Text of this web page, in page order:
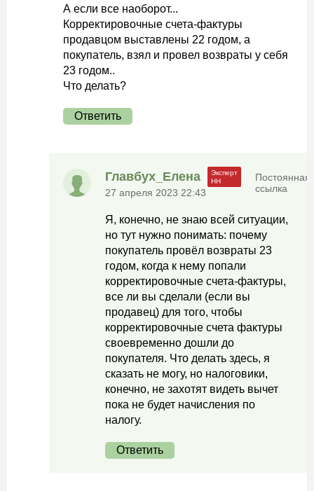
А если все наоборот...
Корректировочные счета-фактуры
продавцом выставлены 22 годом, а
покупатель, взял и провел возвраты у себя
23 годом..
Что делать?
Ответить
Главбух_Елена
27 апреля 2023 22:43
Постоянная
ссылка
Я, конечно, не знаю всей ситуации,
но тут нужно понимать: почему
покупатель провёл возвраты 23
годом, когда к нему попали
корректировочные счета-фактуры,
все ли вы сделали (если вы
продавец) для того, чтобы
корректировочные счета фактуры
своевременно дошли до
покупателя. Что делать здесь, я
сказать не могу, но налоговики,
конечно, не захотят видеть вычет
пока не будет начисления по
налогу.
Ответить